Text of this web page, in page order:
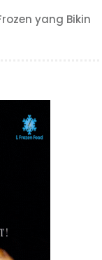
yang Bikin